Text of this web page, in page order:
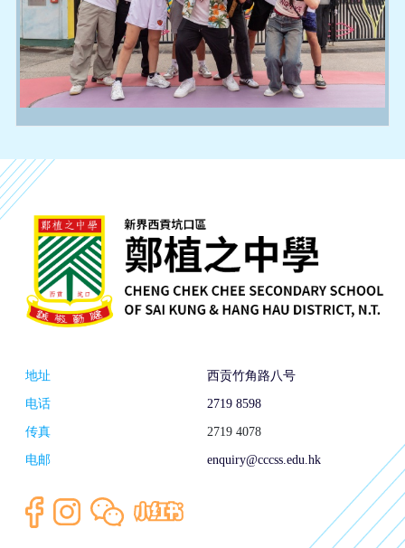
地址
西贡竹角路八号
电话
2719 8598
传真
2719 4078
电邮
enquiry@cccss.edu.hk